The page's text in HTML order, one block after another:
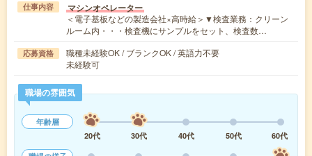
仕事内容 マシンオペレーター
＜電子基板などの製造会社×高時給＞▼検査業務：クリーン
ルーム内・・・検査機にサンプルをセット、検査数…
応募資格
職種未経験OK / ブランクOK / 英語力不要
未経験可
職場の雰囲気
年齢層
20代
30代 40代 50代
60代